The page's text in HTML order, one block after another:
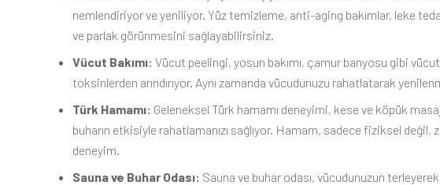
nemlendiriyor ve yeniliyor. Yüz temizleme, anti-aging bakımlar, leke
ve parlak görünmesini sağlayabilirsiniz.
Vücut Bakımı: Vücut peelingi, yosun bakımı, çamur banyosu gibi
toksinlerden arındırıyor. Aynı zamanda vücudunuzu rahatlatarak
Türk Hamamı: Geleneksel Türk hamamı deneyimi, kese ve köpük
buharın etkisiyle rahatlamanızı sağlıyor. Hamam, sadece fiziksel değil,
deneyim.
Sauna ve Buhar Odası: Sauna ve buhar odası, vücudunuzun